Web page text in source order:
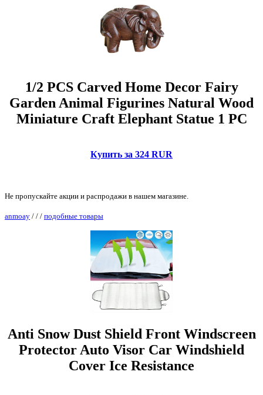
1/2 PCS Carved Home Decor Fairy
Garden Animal Figurines Natural Wood
Miniature Craft Elephant Statue 1 PC
Купить за 324 RUR
Не пропускайте акции и распродажи в нашем магазине.
anmoay / / / подобные товары
Anti Snow Dust Shield Front Windscreen
Protector Auto Visor Car Windshield
Cover Ice Resistance